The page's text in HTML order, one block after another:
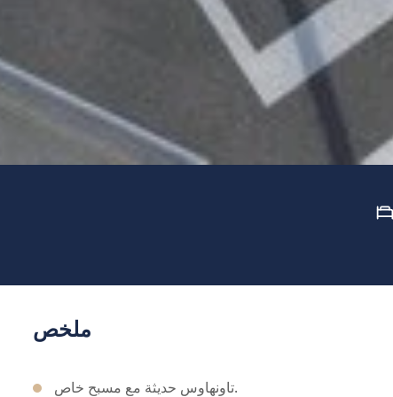
ملخص
تاونهاوس حديثة مع مسبح خاص.